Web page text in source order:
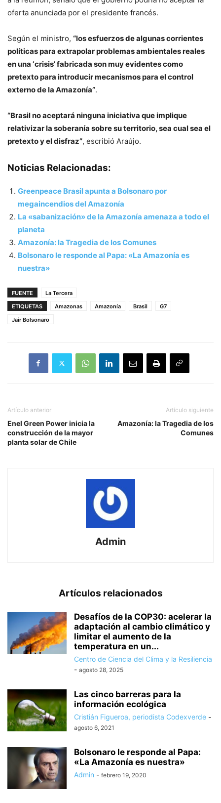
oferta anunciada por el presidente francés.
Según el ministro, “los esfuerzos de algunas corrientes
políticas para extrapolar problemas ambientales reales
en una ‘crisis’ fabricada son muy evidentes como
pretexto para introducir mecanismos para el control
externo de la Amazonía”.
“Brasil no aceptará ninguna iniciativa que implique
relativizar la soberanía sobre su territorio, sea cual sea el
pretexto y el disfraz”, escribió Araújo.
Noticias Relacionadas:
Greenpeace Brasil apunta a Bolsonaro por
megaincendios del Amazonía
La «sabanización» de la Amazonía amenaza a todo el
planeta
Amazonía: la Tragedia de los Comunes
Bolsonaro le responde al Papa: «La Amazonía es
nuestra»
FUENTE
La Tercera
ETIQUETAS
Amazonas Amazonía Brasil
G7
Jair Bolsonaro
Artículo anterior
Enel Green Power inicia la
construcción de la mayor
planta solar de Chile
Artículo siguiente
Amazonía: la Tragedia de los
Comunes
Admin
Artículos relacionados
Desafíos de la COP30: acelerar la
adaptación al cambio climático y
limitar el aumento de la
temperatura en un...
Centro de Ciencia del Clima y la Resiliencia
- agosto 28, 2025
Las cinco barreras para la
información ecológica
Cristián Figueroa, periodista Codexverde -
agosto 6, 2021
Bolsonaro le responde al Papa:
«La Amazonía es nuestra»
Admin - febrero 19, 2020